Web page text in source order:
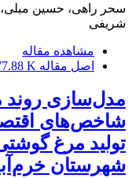
سحر راهی، حسین
شریفی
مشاهده مقاله
اصل مقاله K
مدل‌سازی روند
شاخص‌های
تولید مرغ
شهرستان